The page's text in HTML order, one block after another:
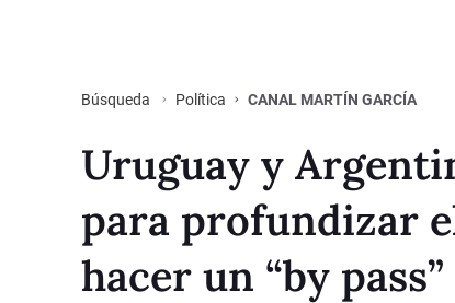
Búsqueda Política CANAL MARTÍN GARCÍA
Uruguay y
para profundizar
hacer un “by